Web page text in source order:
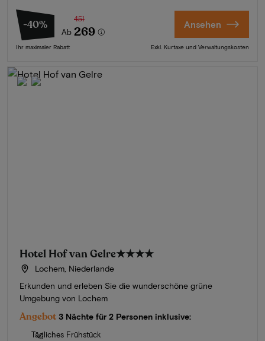
-40%
Ab
451
269
Ihr maximaler Rabatt
Ansehen
Exkl. Kurtaxe und Verwaltungskosten
Hotel Hof van Gelre★★★★
Lochem, Niederlande
Erkunden und erleben Sie die wunderschöne grüne
Umgebung von Lochem
Angebot 3 Nächte für 2 Personen inklusive:
Tägliches Frühstück